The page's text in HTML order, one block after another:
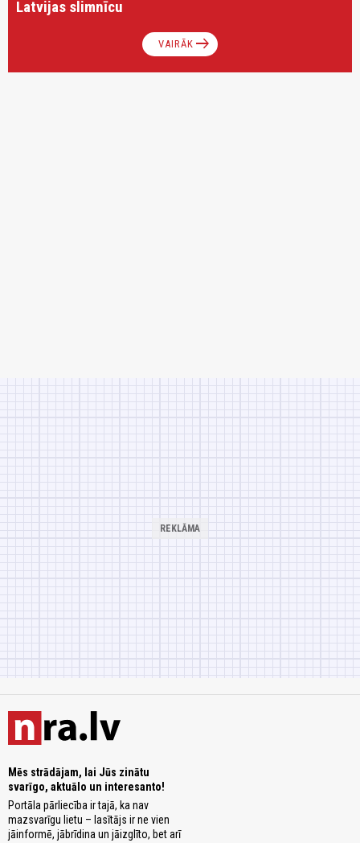
Latvijas slimnīcu
VAIRĀK arrow_right_alt
Mēs strādājam, lai Jūs zinātu
svarīgo, aktuālo un interesanto!
Portāla pārliecība ir tajā, ka nav
mazsvarīgu lietu – lasītājs ir ne vien
jāinformē, jābrīdina un jāizglīto, bet arī